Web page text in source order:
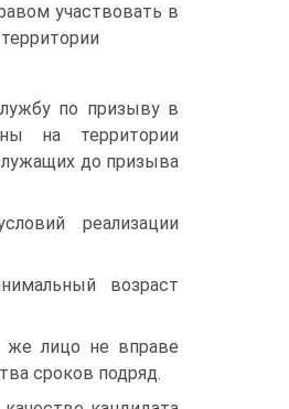
участвовать в
по призыву в
на территории
до призыва
реализации
возраст
же лицо не вправе
сроков подряд.